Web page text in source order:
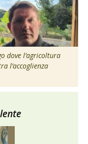
dove l’agricoltura
l’accoglienza